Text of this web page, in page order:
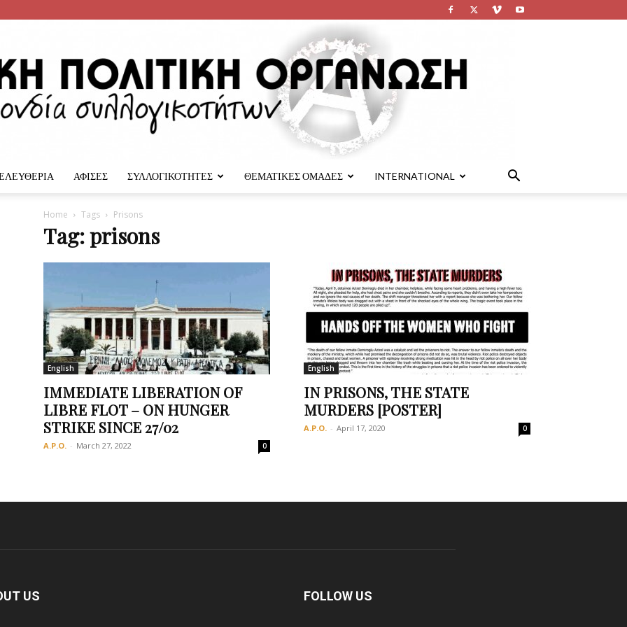
Πολιτική
Οργάνωση
ΑΦΙΣΕΣ ΣΥΛΛΟΓΙΚΟΤΗΤΕΣ ΘΕΜΑΤΙΚΕΣ ΟΜΑΔΕΣ INTERNATIONAL
Home Tags Prisons
Tag: prisons
English
IMMEDIATE LIBERATION OF
LIBRE FLOT – ON HUNGER
STRIKE SINCE 27/02
A.P.O. - March 27, 2022 0
English
IN PRISONS, THE STATE
MURDERS [POSTER]
A.P.O. - April 17, 2020 0
US FOLLOW US